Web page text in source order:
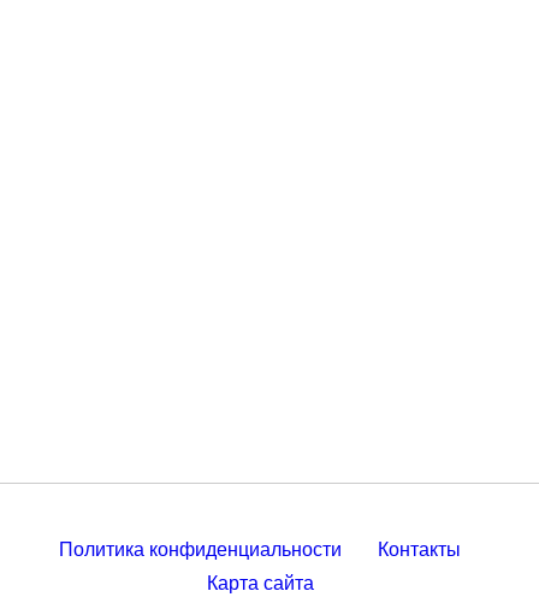
Политика конфиденциальности
Контакты
Карта сайта